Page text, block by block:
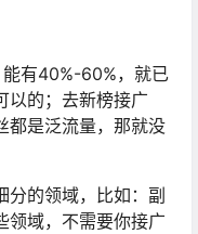
有40%-60%，就已
以的；去新榜接广
都是泛流量，那就没
分的领域，比如：副
领域，不需要你接广